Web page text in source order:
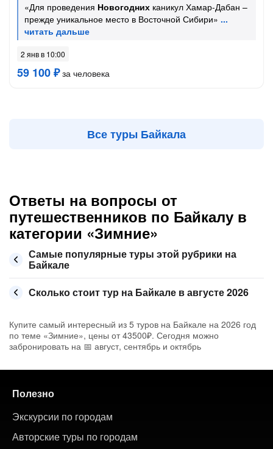
«Для проведения Новогодних каникул Хамар-Дабан –
прежде уникальное место в Восточной Сибири»
2 янв в 10:00
59 100 ₽за человека
Все туры Байкала
Ответы на вопросы от
путешественников по Байкалу в
категории «Зимние»
Самые популярные туры этой рубрики на
Байкале
Сколько стоит тур на Байкале в августе 2026
Купите самый интересный из 5 туров на Байкале на 2026 год
по теме «Зимние», цены от 43500₽. Сегодня можно
забронировать на 📅 август, сентябрь и октябрь
Полезно
Экскурсии по городам
Авторские туры по городам